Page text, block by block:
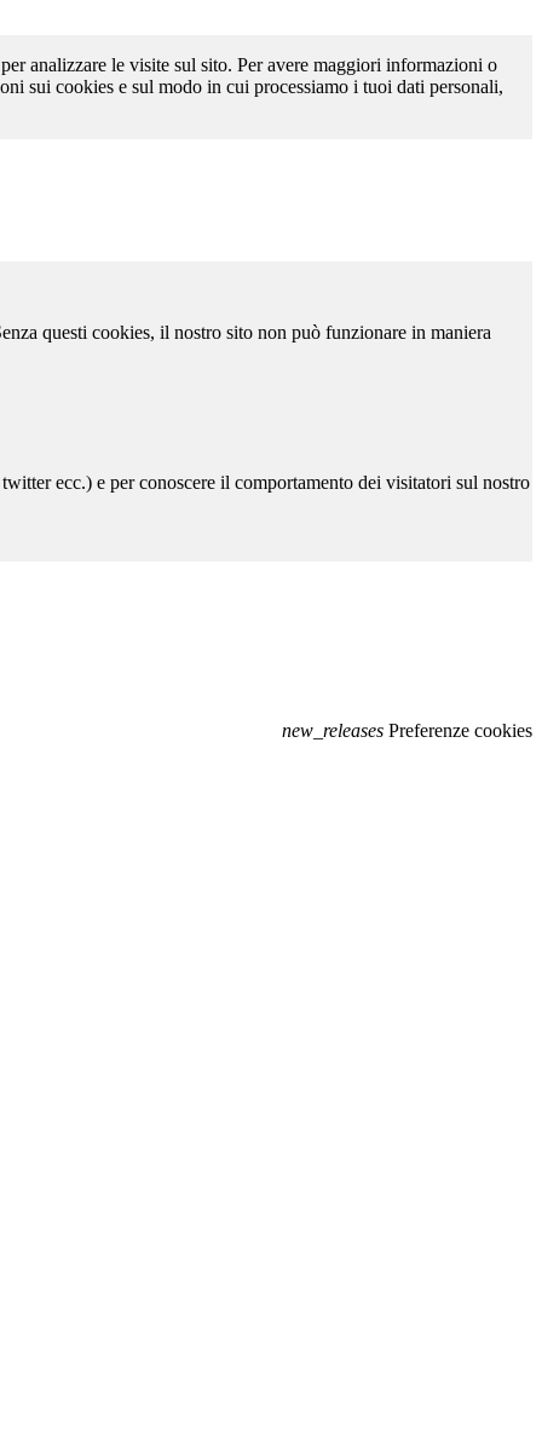
analizzare le visite sul sito. Per avere maggiori informazioni o
sui cookies e sul modo in cui processiamo i tuoi dati personali,
questi cookies, il nostro sito non può funzionare in maniera
ecc.) e per conoscere il comportamento dei visitatori sul nostro
new_releases Preferenze cookies